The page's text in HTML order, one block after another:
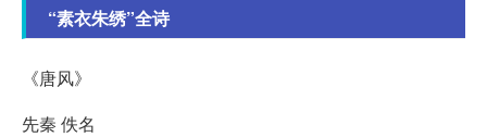
“素衣朱绣”全诗
《唐风》
先秦 佚名